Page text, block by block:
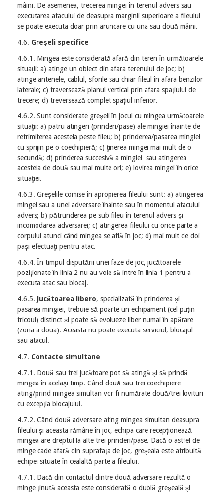
mâini. De asemenea, trecerea mingei în terenul advers sau
executarea atacului de deasupra marginii superioare a fileului
se poate executa doar prin aruncare cu una sau două mâini.
4.6. Greşeli specifice
4.6.1. Mingea este considerată afară din teren în următoarele
situaţii: a) atinge un obiect din afara terenului de joc; b)
atinge antenele, cablul, sforile sau chiar fileul în afara benzilor
laterale; c) traversează planul vertical prin afara spaţiului de
trecere; d) treversează complet spaţiul inferior.
4.6.2. Sunt considerate greşeli în jocul cu mingea următoarele
situaţii: a) patru atingeri (prinderi/pase) ale mingiei înainte de
retrimiterea acesteia peste fileu; b) prinderea/pasarea mingiei
cu sprijin pe o coechipieră; c) ţinerea mingei mai mult de o
secundă; d) prinderea succesivă a mingiei sau atingerea
acesteia de două sau mai multe ori; e) lovirea mingei în orice
situaţiei.
4.6.3. Greşelile comise în apropierea fileului sunt: a) atingerea
mingei sau a unei adversare înainte sau în momentul atacului
advers; b) pătrunderea pe sub fileu în terenul advers şi
incomodarea adversarei; c) atingerea fileului cu orice parte a
corpului atunci când mingea se află în joc; d) mai mult de doi
paşi efectuaţi pentru atac.
4.6.4. În timpul disputării unei faze de joc, jucătoarele
poziţionate în linia 2 nu au voie să intre în linia 1 pentru a
executa atac sau blocaj.
4.6.5. Jucătoarea libero, specializată în prinderea și
pasarea mingiei, trebuie să poarte un echipament (cel puțin
tricoul) distinct și poate să evolueze liber numai în apărare
(zona a doua). Aceasta nu poate executa serviciul, blocajul
sau atacul.
4.7. Contacte simultane
4.7.1. Două sau trei jucătoare pot să atingă şi să prindă
mingea în acelaşi timp. Când două sau trei coechipiere
ating/prind mingea simultan vor fi numărate două/trei lovituri
cu excepţia blocajului.
4.7.2. Când două adversare ating mingea simultan deasupra
fileului şi aceasta rămâne în joc, echipa care recepţionează
mingea are dreptul la alte trei prinderi/pase. Dacă o astfel de
minge cade afară din suprafaţa de joc, greşeala este atribuită
echipei situate în cealaltă parte a fileului.
4.7.1. Dacă din contactul dintre două adversare rezultă o
minge ţinută aceasta este considerată o dublă greşeală şi